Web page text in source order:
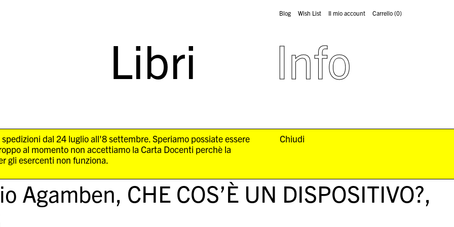
Libri Info
Blog Wish List Il mio account Carrello(0)
dal 24 luglio all'8 settembre. Speriamo possiate essere
al momento non accettiamo la Carta Docenti perchè la
gli esercenti non funziona.
Chiudi
Agamben, CHE COS’È UN DISPOSITIVO?,